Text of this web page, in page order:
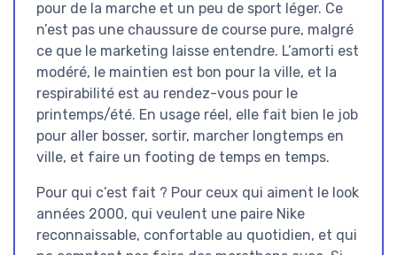
pour de la marche et un peu de sport léger. Ce
n’est pas une chaussure de course pure, malgré
ce que le marketing laisse entendre. L’amorti est
modéré, le maintien est bon pour la ville, et la
respirabilité est au rendez-vous pour le
printemps/été. En usage réel, elle fait bien le job
pour aller bosser, sortir, marcher longtemps en
ville, et faire un footing de temps en temps.
Pour qui c’est fait ? Pour ceux qui aiment le look
années 2000, qui veulent une paire Nike
reconnaissable, confortable au quotidien, et qui